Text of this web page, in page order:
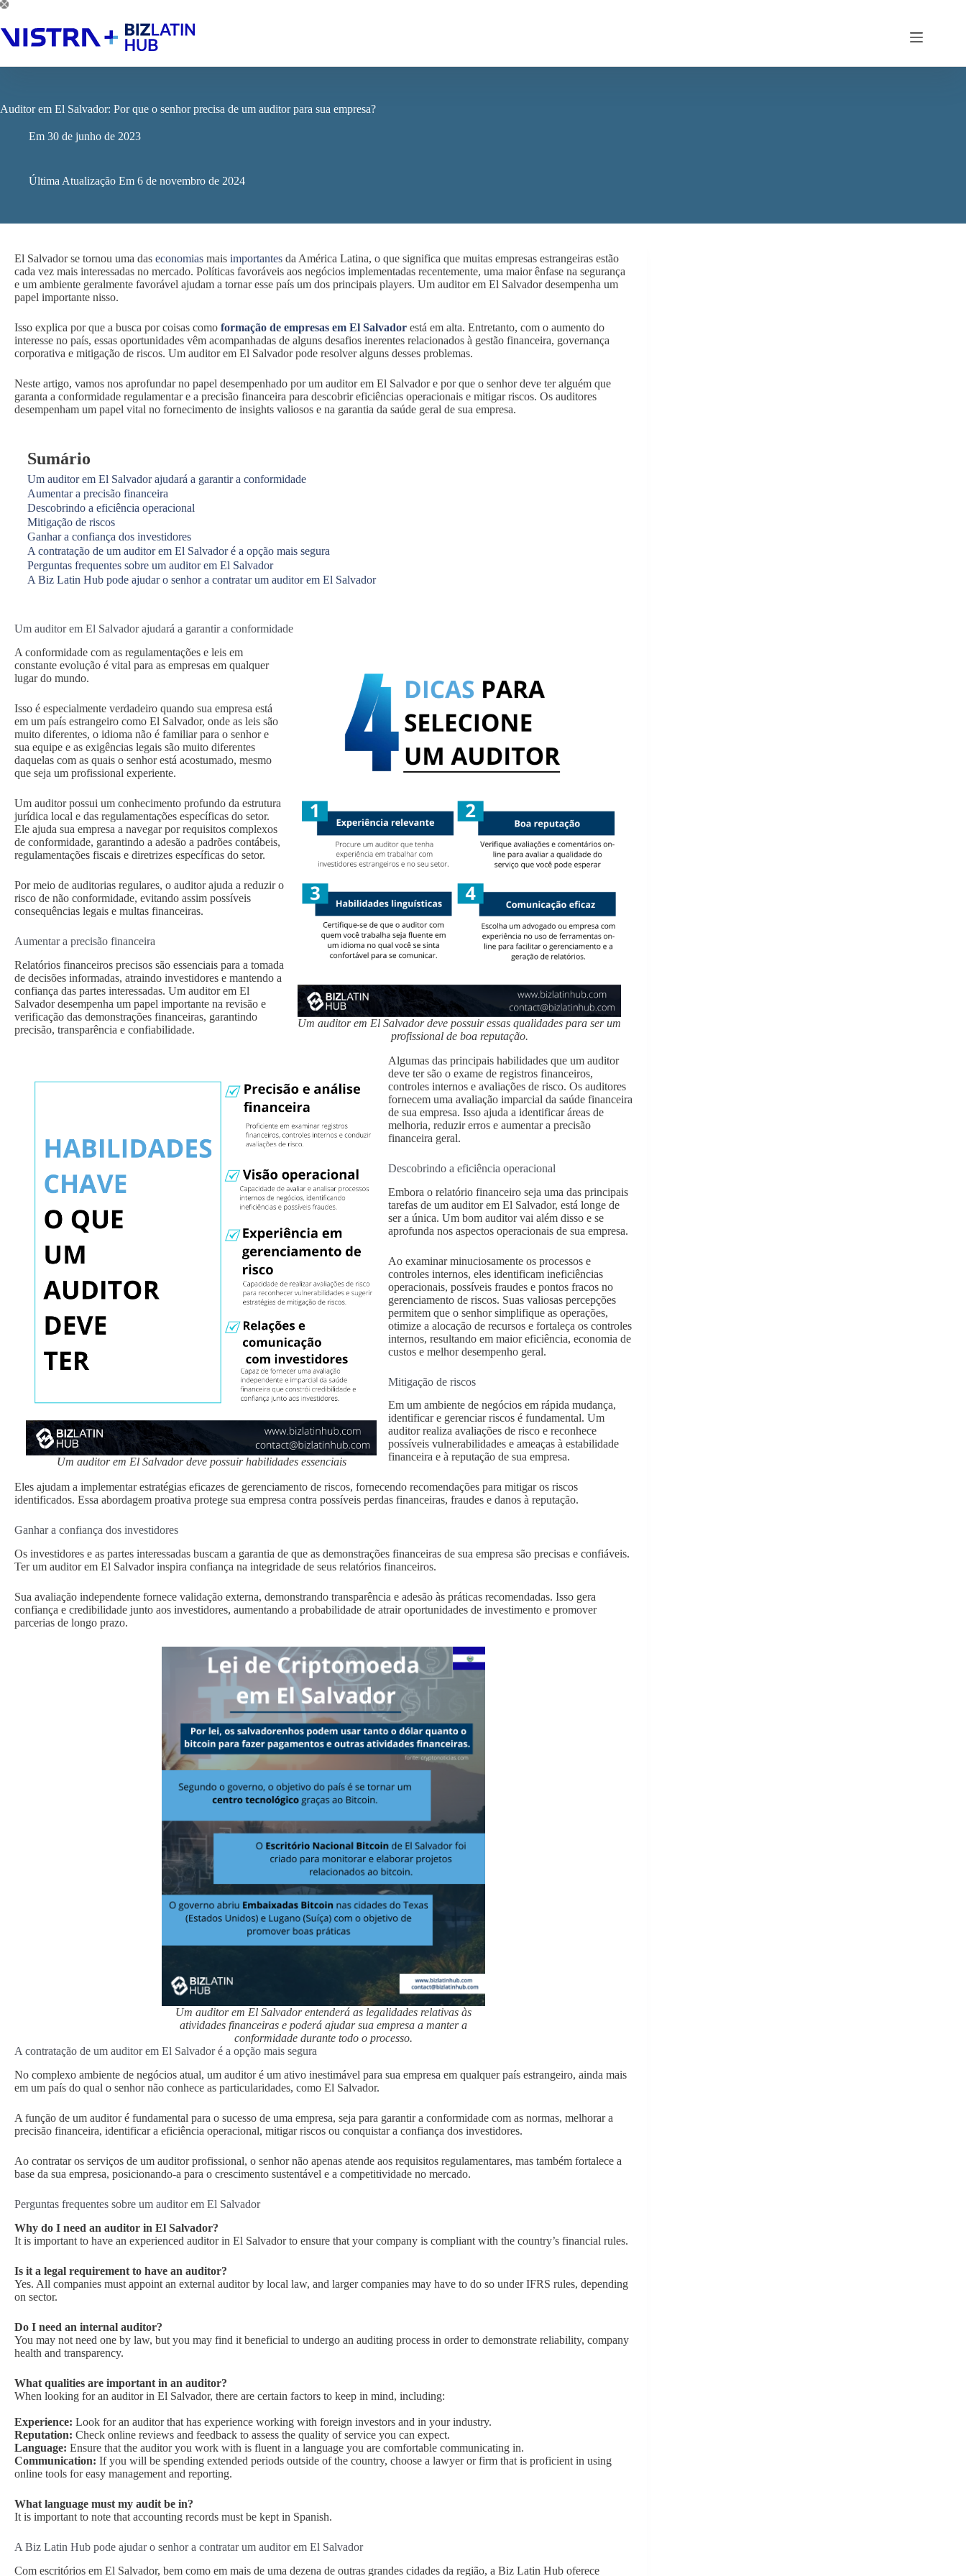
Pular
o
conteúdo
Auditor em El Salvador: Por que o senhor precisa de um auditor para sua empresa?
Em 30 de junho de 2023
Última Atualização Em 6 de novembro de 2024
El Salvador se tornou uma das economias mais importantes da América Latina, o que significa que muitas empresas estrangeiras estão
cada vez mais interessadas no mercado. Políticas favoráveis aos negócios implementadas recentemente, uma maior ênfase na segurança
e um ambiente geralmente favorável ajudam a tornar esse país um dos principais players. Um auditor em El Salvador desempenha um
papel importante nisso.
Isso explica por que a busca por coisas como formação de empresas em El Salvador está em alta. Entretanto, com o aumento do
interesse no país, essas oportunidades vêm acompanhadas de alguns desafios inerentes relacionados à gestão financeira, governança
corporativa e mitigação de riscos. Um auditor em El Salvador pode resolver alguns desses problemas.
Neste artigo, vamos nos aprofundar no papel desempenhado por um auditor em El Salvador e por que o senhor deve ter alguém que
garanta a conformidade regulamentar e a precisão financeira para descobrir eficiências operacionais e mitigar riscos. Os auditores
desempenham um papel vital no fornecimento de insights valiosos e na garantia da saúde geral de sua empresa.
Sumário
Um auditor em El Salvador ajudará a garantir a conformidade
Aumentar a precisão financeira
Descobrindo a eficiência operacional
Mitigação de riscos
Ganhar a confiança dos investidores
A contratação de um auditor em El Salvador é a opção mais segura
Perguntas frequentes sobre um auditor em El Salvador
A Biz Latin Hub pode ajudar o senhor a contratar um auditor em El Salvador
Um auditor em El Salvador ajudará a garantir a conformidade
Um auditor em El Salvador deve possuir essas qualidades para ser um
profissional de boa reputação.
A conformidade com as regulamentações e leis em
constante evolução é vital para as empresas em qualquer
lugar do mundo.
Isso é especialmente verdadeiro quando sua empresa está
em um país estrangeiro como El Salvador, onde as leis são
muito diferentes, o idioma não é familiar para o senhor e
sua equipe e as exigências legais são muito diferentes
daquelas com as quais o senhor está acostumado, mesmo
que seja um profissional experiente.
Um auditor possui um conhecimento profundo da estrutura
jurídica local e das regulamentações específicas do setor.
Ele ajuda sua empresa a navegar por requisitos complexos
de conformidade, garantindo a adesão a padrões contábeis,
regulamentações fiscais e diretrizes específicas do setor.
Por meio de auditorias regulares, o auditor ajuda a reduzir o
risco de não conformidade, evitando assim possíveis
consequências legais e multas financeiras.
Um auditor em El Salvador deve possuir habilidades essenciais
Aumentar a precisão financeira
Relatórios financeiros precisos são essenciais para a tomada
de decisões informadas, atraindo investidores e mantendo a
confiança das partes interessadas. Um auditor em El
Salvador desempenha um papel importante na revisão e
verificação das demonstrações financeiras, garantindo
precisão, transparência e confiabilidade.
Algumas das principais habilidades que um auditor
deve ter são o exame de registros financeiros,
controles internos e avaliações de risco. Os auditores
fornecem uma avaliação imparcial da saúde financeira
de sua empresa. Isso ajuda a identificar áreas de
melhoria, reduzir erros e aumentar a precisão
financeira geral.
Descobrindo a eficiência operacional
Embora o relatório financeiro seja uma das principais
tarefas de um auditor em El Salvador, está longe de
ser a única. Um bom auditor vai além disso e se
aprofunda nos aspectos operacionais de sua empresa.
Ao examinar minuciosamente os processos e
controles internos, eles identificam ineficiências
operacionais, possíveis fraudes e pontos fracos no
gerenciamento de riscos. Suas valiosas percepções
permitem que o senhor simplifique as operações,
otimize a alocação de recursos e fortaleça os controles
internos, resultando em maior eficiência, economia de
custos e melhor desempenho geral.
Mitigação de riscos
Em um ambiente de negócios em rápida mudança,
identificar e gerenciar riscos é fundamental. Um
auditor realiza avaliações de risco e reconhece
possíveis vulnerabilidades e ameaças à estabilidade
financeira e à reputação de sua empresa.
Eles ajudam a implementar estratégias eficazes de gerenciamento de riscos, fornecendo recomendações para mitigar os riscos
identificados. Essa abordagem proativa protege sua empresa contra possíveis perdas financeiras, fraudes e danos à reputação.
Ganhar a confiança dos investidores
Os investidores e as partes interessadas buscam a garantia de que as demonstrações financeiras de sua empresa são precisas e confiáveis.
Ter um auditor em El Salvador inspira confiança na integridade de seus relatórios financeiros.
Sua avaliação independente fornece validação externa, demonstrando transparência e adesão às práticas recomendadas. Isso gera
confiança e credibilidade junto aos investidores, aumentando a probabilidade de atrair oportunidades de investimento e promover
parcerias de longo prazo.
Um auditor em El Salvador entenderá as legalidades relativas às
atividades financeiras e poderá ajudar sua empresa a manter a
conformidade durante todo o processo.
A contratação de um auditor em El Salvador é a opção mais segura
No complexo ambiente de negócios atual, um auditor é um ativo inestimável para sua empresa em qualquer país estrangeiro, ainda mais
em um país do qual o senhor não conhece as particularidades, como El Salvador.
A função de um auditor é fundamental para o sucesso de uma empresa, seja para garantir a conformidade com as normas, melhorar a
precisão financeira, identificar a eficiência operacional, mitigar riscos ou conquistar a confiança dos investidores.
Ao contratar os serviços de um auditor profissional, o senhor não apenas atende aos requisitos regulamentares, mas também fortalece a
base da sua empresa, posicionando-a para o crescimento sustentável e a competitividade no mercado.
Perguntas frequentes sobre um auditor em El Salvador
Why do I need an auditor in El Salvador?
It is important to have an experienced auditor in El Salvador to ensure that your company is compliant with the country’s financial rules.
Is it a legal requirement to have an auditor?
Yes. All companies must appoint an external auditor by local law, and larger companies may have to do so under IFRS rules, depending
on sector.
Do I need an internal auditor?
You may not need one by law, but you may find it beneficial to undergo an auditing process in order to demonstrate reliability, company
health and transparency.
What qualities are important in an auditor?
When looking for an auditor in El Salvador, there are certain factors to keep in mind, including:
Experience: Look for an auditor that has experience working with foreign investors and in your industry.
Reputation: Check online reviews and feedback to assess the quality of service you can expect.
Language: Ensure that the auditor you work with is fluent in a language you are comfortable communicating in.
Communication: If you will be spending extended periods outside of the country, choose a lawyer or firm that is proficient in using
online tools for easy management and reporting.
What language must my audit be in?
It is important to note that accounting records must be kept in Spanish.
A Biz Latin Hub pode ajudar o senhor a contratar um auditor em El Salvador
Com escritórios em El Salvador, bem como em mais de uma dezena de outras grandes cidades da região, a Biz Latin Hub oferece